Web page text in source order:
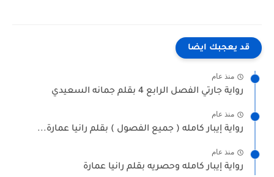
قد يعجبك ايضا
منذ عام
رواية جارتي الفصل الرابع 4 بقلم جمانه السعيدي
منذ عام
رواية إيبار كامله ( جميع الفصول ) بقلم رانيا عمارة...
منذ عام
رواية إيبار كامله وحصريه بقلم رانيا عمارة